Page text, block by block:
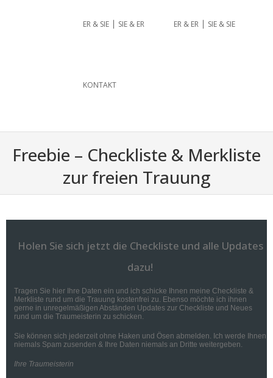
ER & SIE ⎪ SIE & ER ER & ER ⎪ SIE & SIE
KONTAKT
Freebie – Checkliste & Merkliste
zur freien Trauung
Holen Sie sich jetzt die Checkliste und alle Updates
dazu!
Tragen Sie hier Ihre Daten ein und ich schicke Ihnen meine Checkliste &
Merkliste rund um die Trauung kostenfrei zu. Ebenso möchte ich ihnen
gerne in unregelmäßigen Abständen Updates zur Checkliste und Neues
rund um die Traumeisterin zu schicken.
Sie können sich jederzeit ohne Haken und Ösen abmelden. Ich werde Ihnen
niemals Spam zusenden & Ihre Daten niemals an Dritte weitergeben.
Ihre Traumeisterin